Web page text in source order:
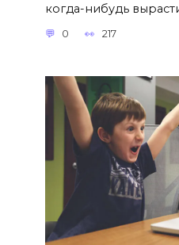
когда-нибудь
0 217